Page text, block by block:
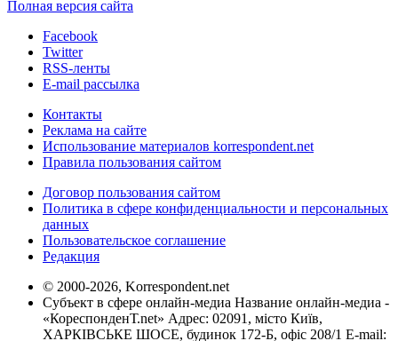
Полная версия сайта
Facebook
Twitter
RSS-ленты
E-mail рассылка
Контакты
Реклама на сайте
Использование материалов korrespondent.net
Правила пользования сайтом
Договор пользования сайтом
Политика в сфере конфиденциальности и персональных
данных
Пользовательское соглашение
Редакция
© 2000-2026, Korrespondent.net
Субъект в сфере онлайн-медиа Название онлайн-медиа -
«КореспонденТ.net» Адрес: 02091, місто Київ,
ХАРКІВСЬКЕ ШОСЕ, будинок 172-Б, офіс 208/1 E-mail: